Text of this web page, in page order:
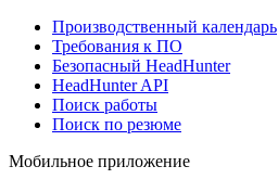
Производственный календарь
Требования к ПО
Безопасный HeadHunter
HeadHunter API
Поиск работы
Поиск по резюме
Мобильное приложение